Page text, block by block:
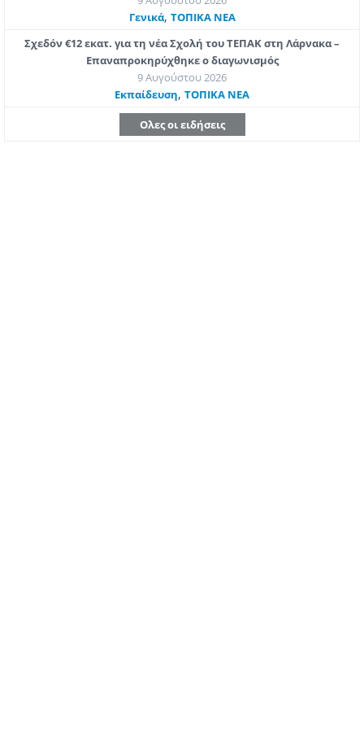
Γενικά, ΤΟΠΙΚΑ ΝΕΑ
Σχεδόν €12 εκατ. για τη νέα Σχολή του ΤΕΠΑΚ στη Λάρνακα –
Επαναπροκηρύχθηκε ο διαγωνισμός
9 Αυγούστου 2026
Εκπαίδευση, ΤΟΠΙΚΑ ΝΕΑ
Ολες οι ειδήσεις